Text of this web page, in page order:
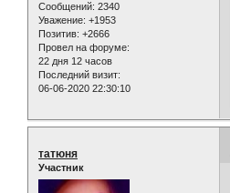
Сообщений: 2340
Уважение: +1953
Позитив: +2666
Провел на форуме:
22 дня 12 часов
Последний визит:
06-06-2020 22:30:10
татюня
Участник